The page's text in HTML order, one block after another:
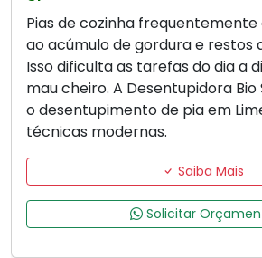
Pias de cozinha
ao acúmulo de gordura e restos
Isso dificulta as tarefas do dia a
mau cheiro. A Desentupidora Bio
o desentupimento de pia em
técnicas modernas.
Saiba Mais
Solicitar